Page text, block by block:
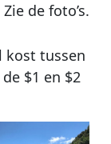
de foto’s.
kost tussen
$1 en $2